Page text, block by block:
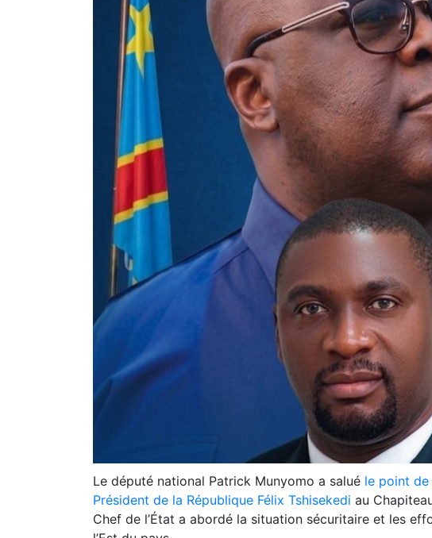
Le député national Patrick Munyomo a salué le point
Président de la République Félix Tshisekedi au
Chef de l’État a abordé la situation sécuritaire et les